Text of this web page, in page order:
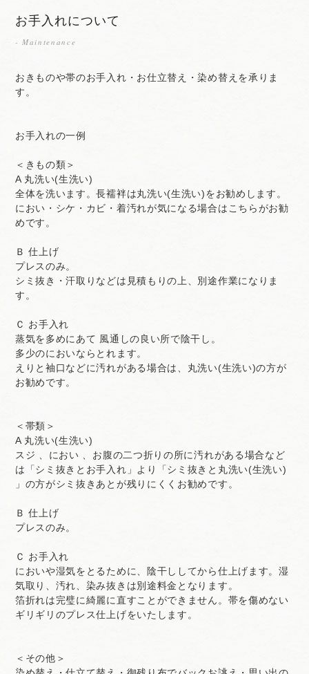
お手入れについて
- Maintenance
おきものや帯のお手入れ・お仕立替え・染め替えを承りま
す。
お手入れの一例
＜きもの類＞
A 丸洗い(生洗い)
全体を洗います。長襦袢は丸洗い(生洗い)をお勧めします。
におい・シケ・カビ・着汚れが気になる場合はこちらがお勧
めです。
Ｂ 仕上げ
プレスのみ。
シミ抜き・汗取りなどは見積もりの上、別途作業になりま
す。
Ｃ お手入れ
蒸気を多めにあて 風通しの良い所で陰干し。
多少のにおいならとれます。
えりと袖口などに汚れがある場合は、丸洗い(生洗い)の方が
お勧めです。
＜帯類＞
A 丸洗い(生洗い)
スジ 、におい 、お腹の二つ折りの所に汚れがある場合など
は「シミ抜きとお手入れ」より「シミ抜きと丸洗い(生洗い)
」の方がシミ抜きあとが残りにくくお勧めです。
Ｂ 仕上げ
プレスのみ。
Ｃ お手入れ
においや湿気をとるために、陰干ししてから仕上げます。湿
気取り、汚れ、染み抜きは別途料金となります。
箔折れは完璧に綺麗に直すことができません。帯を傷めない
ギリギリのプレス仕上げをいたします。
＜その他＞